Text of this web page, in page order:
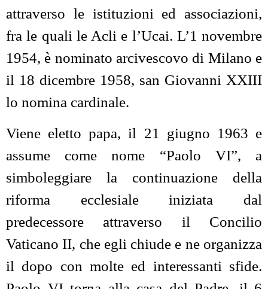
attraverso le istituzioni ed associazioni,
fra le quali le Acli e l’Ucai. L’1 novembre
1954, è nominato arcivescovo di Milano e
il 18 dicembre 1958, san Giovanni XXIII
lo nomina cardinale.
Viene eletto papa, il 21 giugno 1963 e
assume come nome “Paolo VI”, a
simboleggiare la continuazione della
riforma ecclesiale iniziata dal
predecessore attraverso il Concilio
Vaticano II, che egli chiude e ne organizza
il dopo con molte ed interessanti sfide.